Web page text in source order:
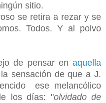
sitio.
se retira a rezar y se
Todos. Y al polvo
de pensar en aquella
sensación de que a J.
ese melancólico
los días: "olvidado de